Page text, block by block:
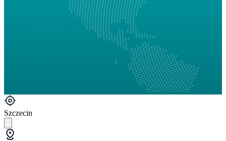
Szczecin